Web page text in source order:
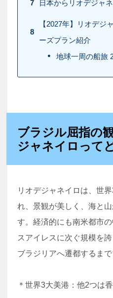
7 日本からリオデジャ
8
【2027年】リオデジ
ーズプラン紹介
地球一周の船旅
ブラジル屈指の
ジャネイロって
リオデジャネイロは、世
れ、景観が美しく、海と
す。経済的にも南米都市
スアイレスに次ぐ規模を
ブラジリアへ遷都するま
＊世界3大美港：他2つは